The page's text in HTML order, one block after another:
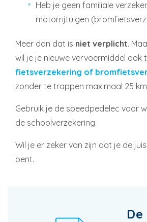
Heb je geen familiale
motorrijtuigen
Meer dan dat is niet verplicht.
wil je je nieuwe vervoermiddel
fietsverzekering of
zonder te trappen maximaal 25
Gebruik je de speedpedelec voor
de schoolverzekering.
Wil je er zeker van zijn dat je de
bent.